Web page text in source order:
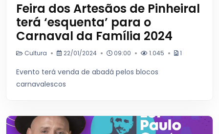
Feira dos Artesãos de Pinheiral
terá ‘esquenta’ para o
Carnaval da Família 2024
Cultura 22/01/2024 09:00 1.045 1
Evento terá venda de abadá pelos blocos
carnavalescos